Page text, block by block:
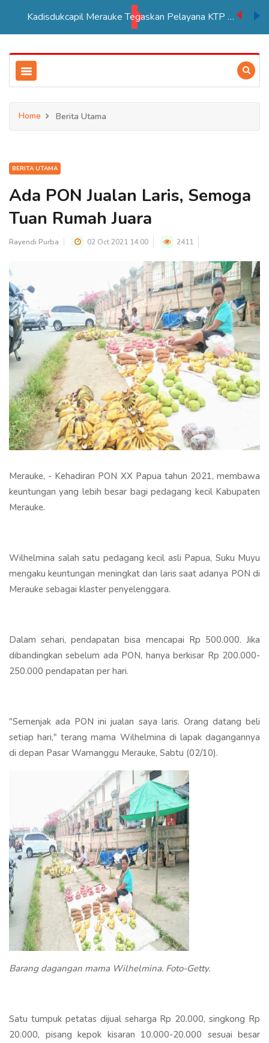
Kadisdukcapil Merauke Tegaskan Pelayana KTP Sesuai SOP
Home Berita Utama
BERITA UTAMA
Ada PON Jualan Laris, Semoga
Tuan Rumah Juara
Rayendi Purba 02 Oct 2021 14:00 2411
Merauke, - Kehadiran PON XX Papua tahun 2021, membawa
keuntungan yang lebih besar bagi pedagang kecil Kabupaten
Merauke.
Wilhelmina salah satu pedagang kecil asli Papua, Suku Muyu
mengaku keuntungan meningkat dan laris saat adanya PON di
Merauke sebagai klaster penyelenggara.
Dalam sehari, pendapatan bisa mencapai Rp 500.000. Jika
dibandingkan sebelum ada PON, hanya berkisar Rp 200.000-
250.000 pendapatan per hari.
"Semenjak ada PON ini jualan saya laris. Orang datang beli
setiap hari," terang mama Wilhelmina di lapak dagangannya
di depan Pasar Wamanggu Merauke, Sabtu (02/10).
Barang dagangan mama Wilhelmina. Foto-Getty.
Satu tumpuk petatas dijual seharga Rp 20.000, singkong Rp
20.000, pisang kepok kisaran 10.000-20.000 sesuai besar